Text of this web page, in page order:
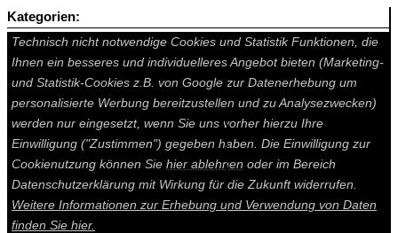
Auf dieser Seite werden technisch notwendige Cookies gesetzt.
Technisch nicht notwendige Cookies und Statistik Funktionen, die
Ihnen ein besseres und individuelleres Angebot bieten (Marketing-
und Statistik-Cookies z.B. von Google zur Datenerhebung um
personalisierte Werbung bereitzustellen und zu Analysezwecken)
werden nur eingesetzt, wenn Sie uns vorher hierzu Ihre
Einwilligung ("Zustimmen") gegeben haben. Die Einwilligung zur
Cookienutzung können Sie hier ablehnen oder im Bereich
Datenschutzerklärung mit Wirkung für die Zukunft widerrufen.
Weitere Informationen zur Erhebung und Verwendung von Daten
finden Sie hier.
Kategorien: